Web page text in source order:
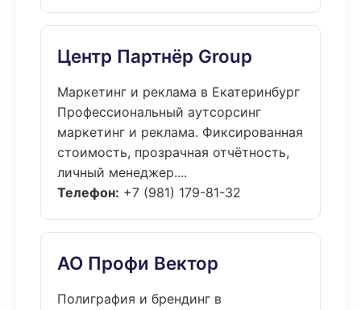
Центр Партнёр Group
Маркетинг и реклама в Екатеринбург
Профессиональный аутсорсинг
маркетинг и реклама. Фиксированная
стоимость, прозрачная отчётность,
личный менеджер....
Телефон: +7 (981) 179-81-32
АО Профи Вектор
Полиграфия и брендинг в